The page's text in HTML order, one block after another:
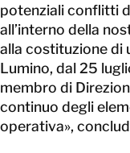
potenziali conflitti
all’interno della
alla costituzione di
Lumino, dal 25
membro di
continuo degli
operativa»,